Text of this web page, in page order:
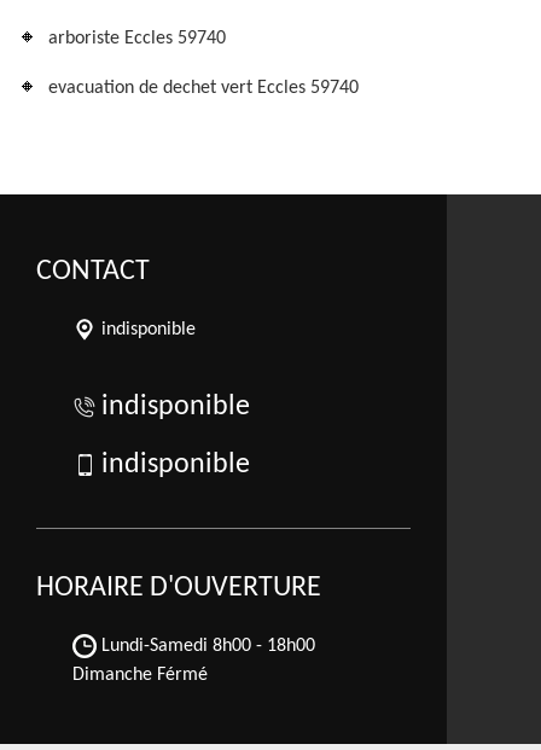
arboriste Eccles 59740
evacuation de dechet vert Eccles 59740
CONTACT
indisponible
indisponible
indisponible
HORAIRE D'OUVERTURE
Lundi-Samedi 8h00 - 18h00
Dimanche Férmé